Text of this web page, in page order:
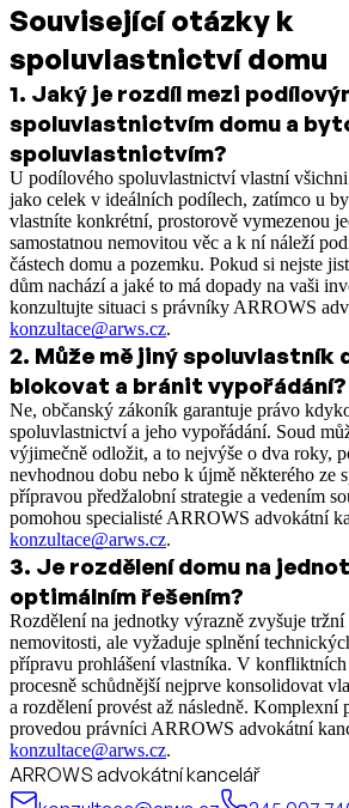
Související otázky k
spoluvlastnictví domu
1. Jaký je rozdíl mezi
spoluvlastnictvím domu a
spoluvlastnictvím?
U podílového spoluvlastnictví vlastní
jako celek v ideálních podílech, zatímco u
vlastníte konkrétní, prostorově vymezenou
samostatnou nemovitou věc a k ní náleží
částech domu a pozemku. Pokud si nejste
dům nachází a jaké to má dopady na vaši
konzultujte situaci s právníky ARROWS
konzultace@arws.cz.
2. Může mě jiný spoluvlastník
blokovat a bránit vypořádání?
Ne, občanský zákoník garantuje právo
spoluvlastnictví a jeho vypořádání. Soud
výjimečně odložit, a to nejvýše o dva roky,
nevhodnou dobu nebo k újmě některého ze
přípravou předžalobní strategie a vedením
pomohou specialisté ARROWS advokátní
konzultace@arws.cz.
3. Je rozdělení domu na
optimálním řešením?
Rozdělení na jednotky výrazně zvyšuje
nemovitosti, ale vyžaduje splnění
přípravu prohlášení vlastníka. V
procesně schůdnější nejprve konsolidovat
a rozdělení provést až následně. Komplexní
provedou právníci ARROWS advokátní
konzultace@arws.cz.
ARROWS advokátní kancelář